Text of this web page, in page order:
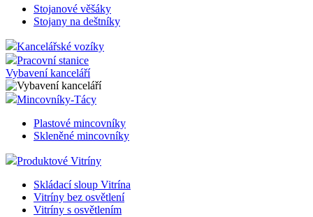
Stojanové věšáky
Stojany na deštníky
Kancelářské vozíky
Pracovní stanice
Vybavení kanceláří
Mincovníky-Tácy
Plastové mincovníky
Skleněné mincovníky
Produktové Vitríny
Skládací sloup Vitrína
Vitríny bez osvětlení
Vitríny s osvětlením